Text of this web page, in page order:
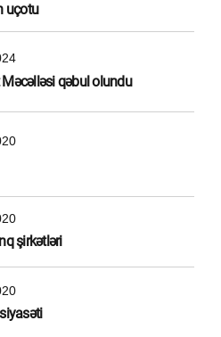
uçotu
Məcəlləsi qəbul olundu
şirkətləri